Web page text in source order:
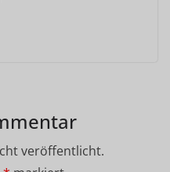
veröffentlicht.